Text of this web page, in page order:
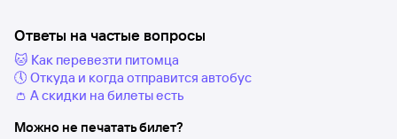
Ответы на частые вопросы
🐱 Как перевезти питомца
🕔 Откуда и когда отправится автобус
👛 А скидки на билеты есть
Можно не печатать билет?